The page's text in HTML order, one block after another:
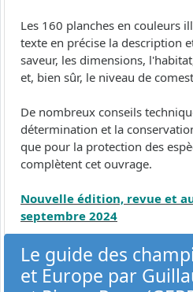
Les 160 planches en couleurs
texte en précise la description
saveur, les dimensions,
et, bien sûr, le niveau de
De nombreux conseils
détermination et la
que pour la protection des
complètent cet ouvrage.
Nouvelle édition, revue et
septembre 2024
Le guide des
et Europe par